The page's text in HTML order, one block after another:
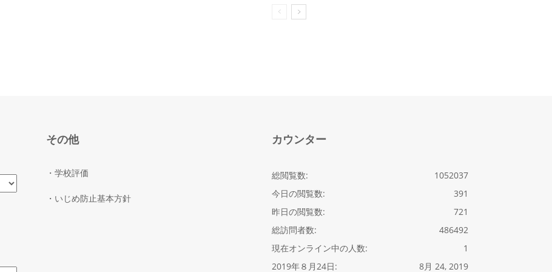
その他
・学校評価
・いじめ防止基本方針
カウンター
1052037
総閲覧数:
391
今日の閲覧数:
721
昨日の閲覧数:
486492
総訪問者数:
1
現在オンライン中の人数:
8月 24, 2019
2019年８月24日: